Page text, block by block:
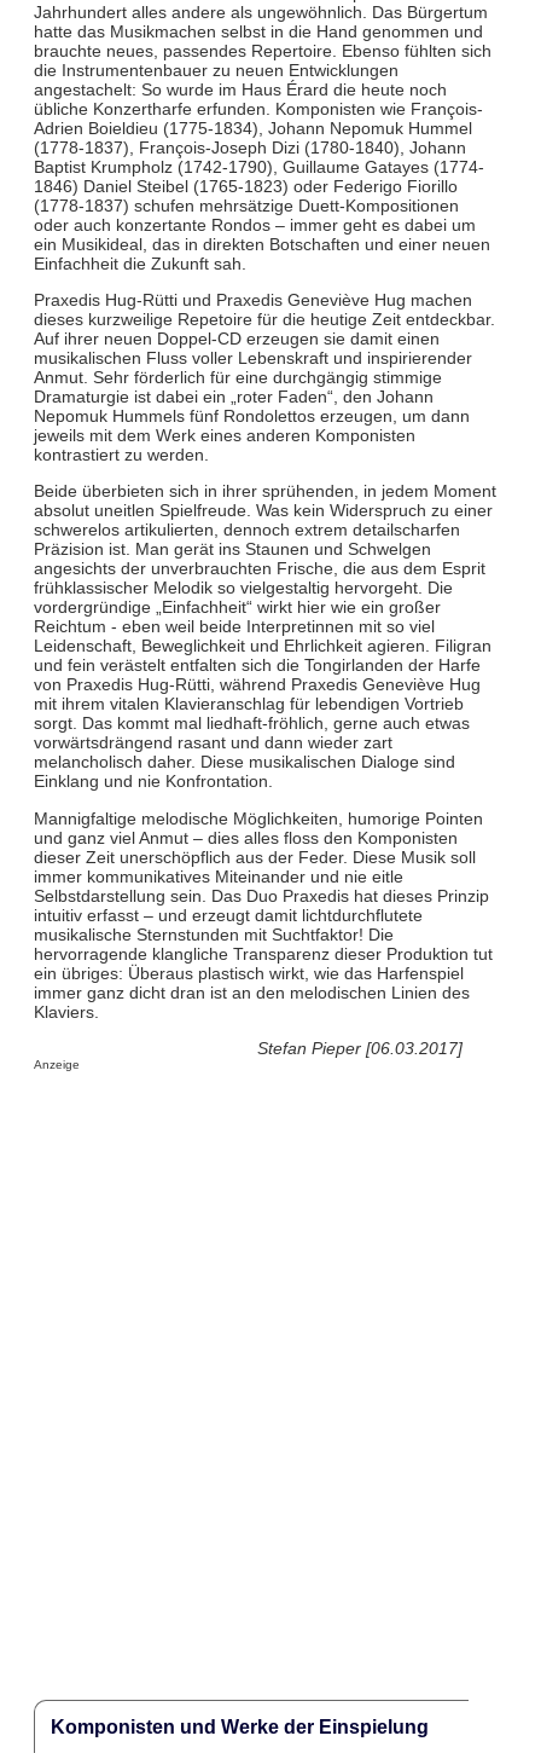
Jahrhundert alles andere als ungewöhnlich. Das Bürgertum
hatte das Musikmachen selbst in die Hand genommen und
brauchte neues, passendes Repertoire. Ebenso fühlten sich
die Instrumentenbauer zu neuen Entwicklungen
angestachelt: So wurde im Haus Érard die heute noch
übliche Konzertharfe erfunden. Komponisten wie François-
Adrien Boieldieu (1775-1834), Johann Nepomuk Hummel
(1778-1837), François-Joseph Dizi (1780-1840), Johann
Baptist Krumpholz (1742-1790), Guillaume Gatayes (1774-
1846) Daniel Steibel (1765-1823) oder Federigo Fiorillo
(1778-1837) schufen mehrsätzige Duett-Kompositionen
oder auch konzertante Rondos – immer geht es dabei um
ein Musikideal, das in direkten Botschaften und einer neuen
Einfachheit die Zukunft sah.
Praxedis Hug-Rütti und Praxedis Geneviève Hug machen
dieses kurzweilige Repetoire für die heutige Zeit entdeckbar.
Auf ihrer neuen Doppel-CD erzeugen sie damit einen
musikalischen Fluss voller Lebenskraft und inspirierender
Anmut. Sehr förderlich für eine durchgängig stimmige
Dramaturgie ist dabei ein „roter Faden“, den Johann
Nepomuk Hummels fünf Rondolettos erzeugen, um dann
jeweils mit dem Werk eines anderen Komponisten
kontrastiert zu werden.
Beide überbieten sich in ihrer sprühenden, in jedem Moment
absolut uneitlen Spielfreude. Was kein Widerspruch zu einer
schwerelos artikulierten, dennoch extrem detailscharfen
Präzision ist. Man gerät ins Staunen und Schwelgen
angesichts der unverbrauchten Frische, die aus dem Esprit
frühklassischer Melodik so vielgestaltig hervorgeht. Die
vordergründige „Einfachheit“ wirkt hier wie ein großer
Reichtum - eben weil beide Interpretinnen mit so viel
Leidenschaft, Beweglichkeit und Ehrlichkeit agieren. Filigran
und fein verästelt entfalten sich die Tongirlanden der Harfe
von Praxedis Hug-Rütti, während Praxedis Geneviève Hug
mit ihrem vitalen Klavieranschlag für lebendigen Vortrieb
sorgt. Das kommt mal liedhaft-fröhlich, gerne auch etwas
vorwärtsdrängend rasant und dann wieder zart
melancholisch daher. Diese musikalischen Dialoge sind
Einklang und nie Konfrontation.
Mannigfaltige melodische Möglichkeiten, humorige Pointen
und ganz viel Anmut – dies alles floss den Komponisten
dieser Zeit unerschöpflich aus der Feder. Diese Musik soll
immer kommunikatives Miteinander und nie eitle
Selbstdarstellung sein. Das Duo Praxedis hat dieses Prinzip
intuitiv erfasst – und erzeugt damit lichtdurchflutete
musikalische Sternstunden mit Suchtfaktor! Die
hervorragende klangliche Transparenz dieser Produktion tut
ein übriges: Überaus plastisch wirkt, wie das Harfenspiel
immer ganz dicht dran ist an den melodischen Linien des
Klaviers.
Stefan Pieper [06.03.2017]
Anzeige
Komponisten und Werke der Einspielung